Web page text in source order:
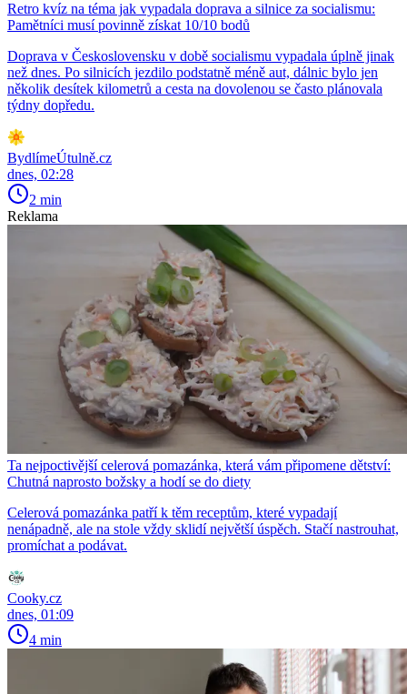
Retro kvíz na téma jak vypadala doprava a silnice za socialismu:
Pamětníci musí povinně získat 10/10 bodů
Doprava v Československu v době socialismu vypadala úplně jinak
než dnes. Po silnicích jezdilo podstatně méně aut, dálnic bylo jen
několik desítek kilometrů a cesta na dovolenou se často plánovala
týdny dopředu.
BydlímeÚtulně.cz
dnes, 02:28
2 min
Reklama
Ta nejpoctivější celerová pomazánka, která vám připomene dětství:
Chutná naprosto božsky a hodí se do diety
Celerová pomazánka patří k těm receptům, které vypadají
nenápadně, ale na stole vždy sklidí největší úspěch. Stačí nastrouhat,
promíchat a podávat.
Cooky.cz
dnes, 01:09
4 min